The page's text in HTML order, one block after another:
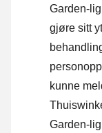
Garden-
gjøre sitt
kunne
Garden-